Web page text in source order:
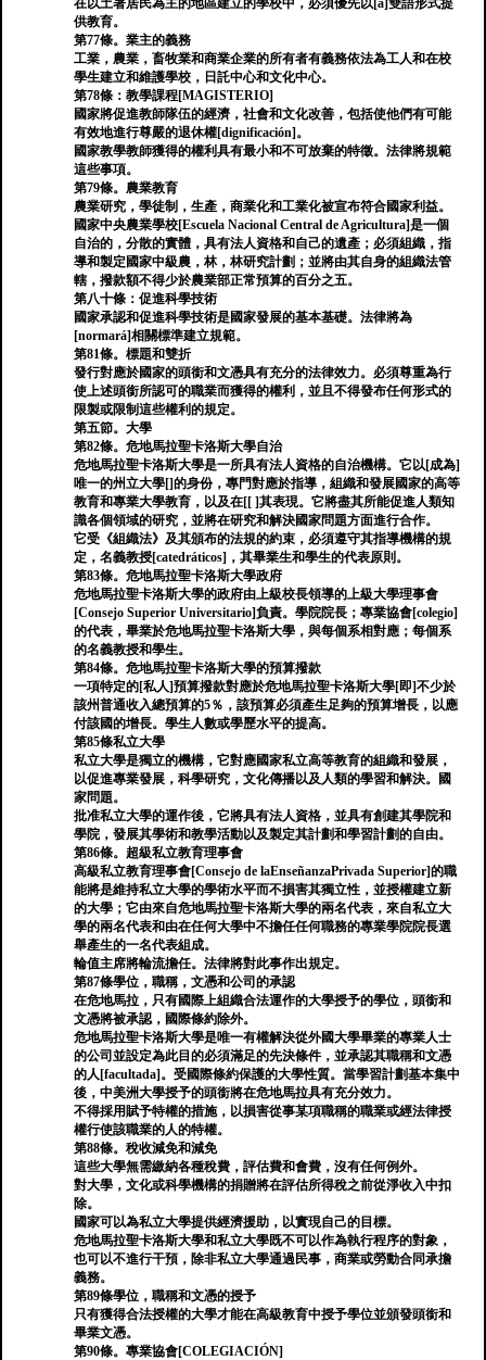
在以土著居民為主的地區建立的學校中，必須優先以[a]雙語形式提
供教育。
第77條。業主的義務
工業，農業，畜牧業和商業企業的所有者有義務依法為工人和在校
學生建立和維護學校，日託中心和文化中心。
第78條：教學課程[MAGISTERIO]
國家將促進教師隊伍的經濟，社會和文化改善，包括使他們有可能
有效地進行尊嚴的退休權[dignificación]。
國家教學教師獲得的權利具有最小和不可放棄的特徵。法律將規範
這些事項。
第79條。農業教育
農業研究，學徒制，生產，商業化和工業化被宣布符合國家利益。
國家中央農業學校[Escuela Nacional Central de Agricultura]是一個
自治的，分散的實體，具有法人資格和自己的遺產；必須組織，指
導和製定國家中級農，林，林研究計劃；並將由其自身的組織法管
轄，撥款額不得少於農業部正常預算的百分之五。
第八十條：促進科學技術
國家承認和促進科學技術是國家發展的基本基礎。法律將為
[normará]相關標準建立規範。
第81條。標題和雙折
發行對應於國家的頭銜和文憑具有充分的法律效力。必須尊重為行
使上述頭銜所認可的職業而獲得的權利，並且不得發布任何形式的
限製或限制這些權利的規定。
第五節。大學
第82條。危地馬拉聖卡洛斯大學自治
危地馬拉聖卡洛斯大學是一所具有法人資格的自治機構。它以[成為]
唯一的州立大學[]的身份，專門對應於指導，組織和發展國家的高等
教育和專業大學教育，以及在[[ ]其表現。它將盡其所能促進人類知
識各個領域的研究，並將在研究和解決國家問題方面進行合作。
它受《組織法》及其頒布的法規的約束，必須遵守其指導機構的規
定，名義教授[catedráticos]，其畢業生和學生的代表原則。
第83條。危地馬拉聖卡洛斯大學政府
危地馬拉聖卡洛斯大學的政府由上級校長領導的上級大學理事會
[Consejo Superior Universitario]負責。學院院長；專業協會[colegio]
的代表，畢業於危地馬拉聖卡洛斯大學，與每個系相對應；每個系
的名義教授和學生。
第84條。危地馬拉聖卡洛斯大學的預算撥款
一項特定的[私人]預算撥款對應於危地馬拉聖卡洛斯大學[即]不少於
該州普通收入總預算的5％，該預算必須產生足夠的預算增長，以應
付該國的增長。學生人數或學歷水平的提高。
第85條私立大學
私立大學是獨立的機構，它對應國家私立高等教育的組織和發展，
以促進專業發展，科學研究，文化傳播以及人類的學習和解決。國
家問題。
批准私立大學的運作後，它將具有法人資格，並具有創建其學院和
學院，發展其學術和教學活動以及製定其計劃和學習計劃的自由。
第86條。超級私立教育理事會
高級私立教育理事會[Consejo de laEnseñanzaPrivada Superior]的職
能將是維持私立大學的學術水平而不損害其獨立性，並授權建立新
的大學；它由來自危地馬拉聖卡洛斯大學的兩名代表，來自私立大
學的兩名代表和由在任何大學中不擔任任何職務的專業學院院長選
舉產生的一名代表組成。
輪值主席將輪流擔任。法律將對此事作出規定。
第87條學位，職稱，文憑和公司的承認
在危地馬拉，只有國際上組織合法運作的大學授予的學位，頭銜和
文憑將被承認，國際條約除外。
危地馬拉聖卡洛斯大學是唯一有權解決從外國大學畢業的專業人士
的公司並設定為此目的必須滿足的先決條件，並承認其職稱和文憑
的人[facultada]。受國際條約保護的大學性質。當學習計劃基本集中
後，中美洲大學授予的頭銜將在危地馬拉具有充分效力。
不得採用賦予特權的措施，以損害從事某項職稱的職業或經法律授
權行使該職業的人的特權。
第88條。稅收減免和減免
這些大學無需繳納各種稅費，評估費和會費，沒有任何例外。
對大學，文化或科學機構的捐贈將在評估所得稅之前從淨收入中扣
除。
國家可以為私立大學提供經濟援助，以實現自己的目標。
危地馬拉聖卡洛斯大學和私立大學既不可以作為執行程序的對象，
也可以不進行干預，除非私立大學通過民事，商業或勞動合同承擔
義務。
第89條學位，職稱和文憑的授予
只有獲得合法授權的大學才能在高級教育中授予學位並頒發頭銜和
畢業文憑。
第90條。專業協會[COLEGIACIÓN]